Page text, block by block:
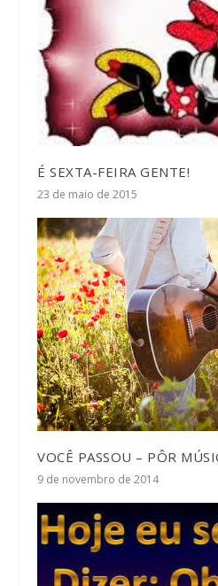
É SEXTA-FEIRA GENTE!
23 de maio de 2015
VOCÊ PASSOU – PÔR
9 de novembro de 2014